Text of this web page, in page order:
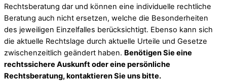
Rechtsberatung dar und können eine individuelle rechtliche
Beratung auch nicht ersetzen, welche die Besonderheiten
des jeweiligen Einzelfalles berücksichtigt. Ebenso kann sich
die aktuelle Rechtslage durch aktuelle Urteile und Gesetze
zwischenzeitlich geändert haben. Benötigen Sie eine
rechtssichere Auskunft oder eine persönliche
Rechtsberatung, kontaktieren Sie uns bitte.